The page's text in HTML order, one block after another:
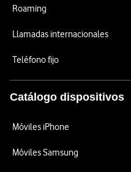
Roaming
Llamadas internacionales
Teléfono fijo
Catálogo dispositivos
Móviles iPhone
Móviles Samsung